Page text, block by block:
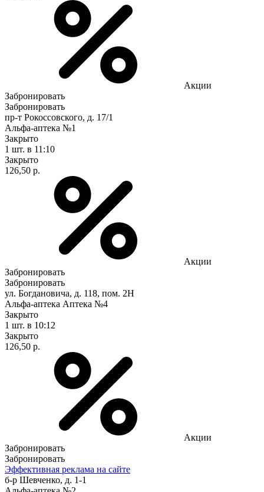
Акции
Забронировать
Забронировать
пр-т Рокоссовского, д. 17/1
Альфа-аптека №1
Закрыто
1 шт. в 11:10
Закрыто
126,50 р.
Акции
Забронировать
Забронировать
ул. Богдановича, д. 118, пом. 2Н
Альфа-аптека Аптека №4
Закрыто
1 шт. в 10:12
Закрыто
126,50 р.
Акции
Забронировать
Забронировать
Эффективная реклама на сайте
б-р Шевченко, д. 1-1